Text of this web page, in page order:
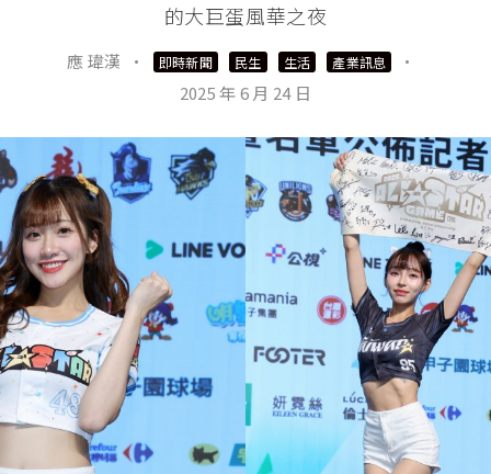
的大巨蛋風華之夜
應 瑋漢 · 即時新聞 民生 生活 產業訊息
·
2025 年 6 月 24 日